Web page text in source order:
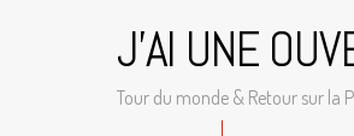
J'AI UNE
Tour du monde & Retour sur la